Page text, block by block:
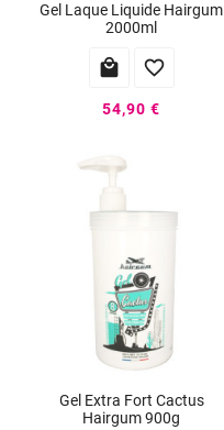
Gel Laque Liquide Hairgum
2000ml
 
54,90 €
Gel Extra Fort Cactus
Hairgum 900g